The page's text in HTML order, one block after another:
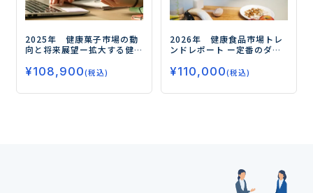
2025年 健康菓子市場の動
向と将来展望ー拡大する健
はー
¥108,900(税込)
2026年 健康食品市場トレ
ンドレポート ー定番のダイ
フェムケア、グミサプリまで
データで読み解く市場の未
来ー
¥110,000(税込)